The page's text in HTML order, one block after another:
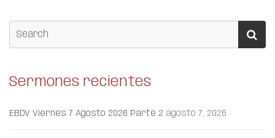
Sermones recientes
EBDV Viernes 7 Agosto 2026 Parte 2 agosto 7, 2026